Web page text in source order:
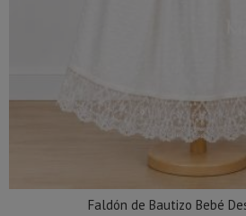
Faldón de Bautizo Bebé